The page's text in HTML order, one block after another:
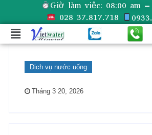
Giờ làm việc: 08:00 am
028 37.817.718
Dịch vụ nước uống
Tháng 3 20, 2026